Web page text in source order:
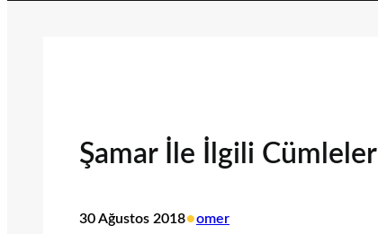
Şamar İle İlgili Cümleler
30 Ağustos 2018•omer